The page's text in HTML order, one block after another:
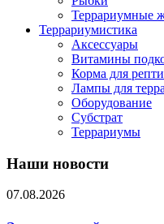
Террариумные
Террариумистика
Аксессуары
Витамины
Корма для
Лампы для
Оборудование
Субстрат
Террариумы
Наши новости
07.08.2026